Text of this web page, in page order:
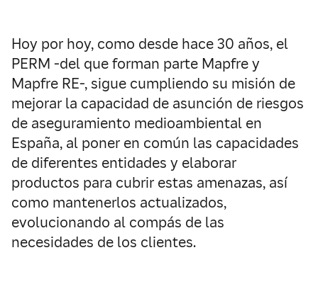
Hoy por hoy, como desde hace 30 años, el
PERM -del que forman parte Mapfre y
Mapfre RE-, sigue cumpliendo su misión de
mejorar la capacidad de asunción de riesgos
de aseguramiento medioambiental en
España, al poner en común las capacidades
de diferentes entidades y elaborar
productos para cubrir estas amenazas, así
como mantenerlos actualizados,
evolucionando al compás de las
necesidades de los clientes.